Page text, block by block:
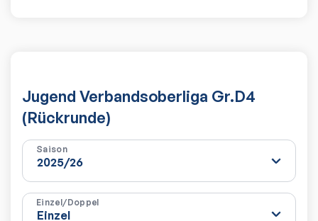
Jugend Verbandsoberliga Gr.D4
(Rückrunde)
Saison
Einzel/Doppel